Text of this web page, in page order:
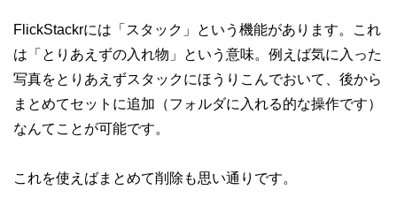
FlickStackrには「スタック」という機能があります。これ
は「とりあえずの入れ物」という意味。例えば気に入った
写真をとりあえずスタックにほうりこんでおいて、後から
まとめてセットに追加（フォルダに入れる的な操作です）
なんてことが可能です。
これを使えばまとめて削除も思い通りです。